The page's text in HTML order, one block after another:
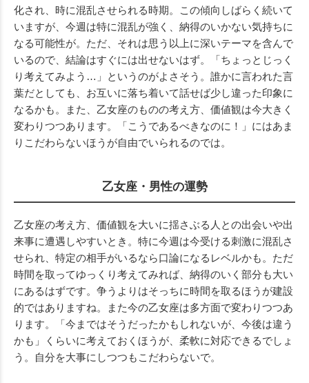
化され、時に混乱させられる時期。この傾向しばらく続いて
いますが、今週は特に混乱が強く、納得のいかない気持ちに
なる可能性が。ただ、それは思う以上に深いテーマを含んで
いるので、結論はすぐには出せないはず。「ちょっとじっく
り考えてみよう…」というのがよさそう。誰かに言われた言
葉だとしても、お互いに落ち着いて話せば少し違った印象に
なるかも。また、乙女座のものの考え方、価値観は今大きく
変わりつつあります。「こうであるべきなのに！」にはあま
りこだわらないほうが自由でいられるのでは。
乙女座・男性の運勢
乙女座の考え方、価値観を大いに揺さぶる人との出会いや出
来事に遭遇しやすいとき。特に今週は今受ける刺激に混乱さ
せられ、特定の相手がいるなら口論になるレベルかも。ただ
時間を取ってゆっくり考えてみれば、納得のいく部分も大い
にあるはずです。争うよりはそっちに時間を取るほうが建設
的ではありますね。また今の乙女座は多方面で変わりつつあ
ります。「今まではそうだったかもしれないが、今後は違う
かも」くらいに考えておくほうが、柔軟に対応できるでしょ
う。自分を大事にしつつもこだわらないで。